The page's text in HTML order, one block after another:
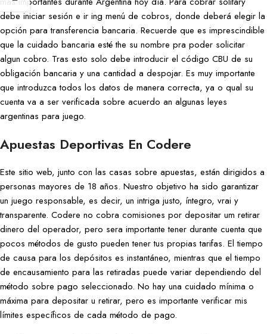
debe iniciar sesión e ir ing menú de cobros, donde deberá elegir la
opción para transferencia bancaria. Recuerde que es imprescindible
que la cuidado bancaria esté the su nombre pra poder solicitar
algun cobro. Tras esto solo debe introducir el código CBU de su
obligación bancaria y una cantidad a despojar. Es muy importante
que introduzca todos los datos de manera correcta, ya o qual su
cuenta va a ser verificada sobre acuerdo an algunas leyes
argentinas para juego.
Apuestas Deportivas En Codere
Este sitio web, junto con las casas sobre apuestas, están dirigidos a
personas mayores de 18 años. Nuestro objetivo ha sido garantizar
un juego responsable, es decir, un intriga justo, íntegro, vrai y
transparente. Codere no cobra comisiones por depositar um retirar
dinero del operador, pero sera importante tener durante cuenta que
pocos métodos de gusto pueden tener tus propias tarifas. El tiempo
de causa para los depósitos es instantáneo, mientras que el tiempo
de encausamiento para las retiradas puede variar dependiendo del
método sobre pago seleccionado. No hay una cuidado mínima o
máxima para depositar u retirar, pero es importante verificar mis
límites específicos de cada método de pago.